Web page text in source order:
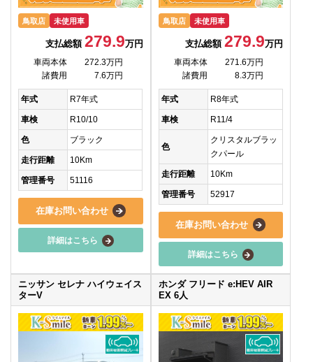
鳥取店 未使用車
支払総額 279.9万円
車両本体
272.3万円
諸費用
7.6万円
年式 R7年式
車検 R10/10
色 ブラック
走行距離 10Km
管理番号 51116
在庫お問い合わせ
詳細はこちら
鳥取店 未使用車
支払総額279.9万円
車両本体
271.6万円
諸費用
8.3万円
年式 R8年式
車検 R11/4
色
クリスタルブラッ
クパール
走行距離 10Km
管理番号 52917
在庫お問い合わせ
詳細はこちら
ニッサン セレナ ハイウェイス
ターV
ホンダ フリード e:HEV AIR
EX 6人